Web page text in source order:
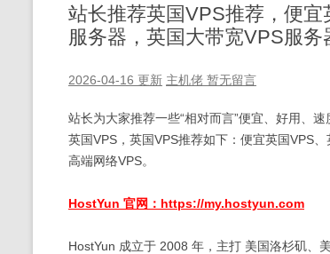
站长推荐英国VPS推荐，便
服务器，英国大带宽VPS服务
2026-04-16 更新 主机佬 暂无留言
站长为大家推荐一些“相对而言”便宜、好用、
英国VPS，英国VPS推荐如下：便宜英国VPS
高端网络VPS。
HostYun 官网：https://my.hostyun.com
HostYun 成立于 2008 年，主打 美国洛杉矶、